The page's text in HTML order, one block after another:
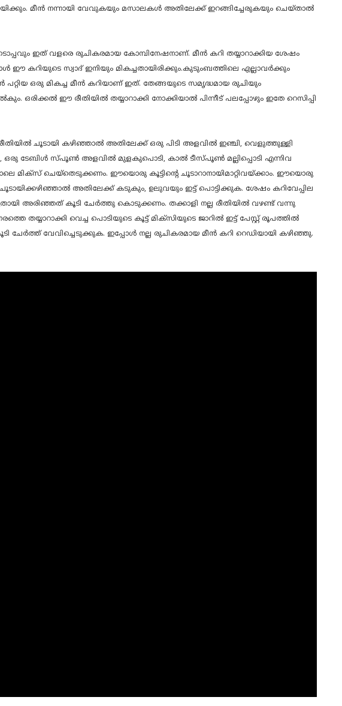
മീൻ നന്നായി വേവുകയും മസാലകൾ അതിലേക്ക് ഇറങ്ങിച്ചേരുകയും ചെയ്താൽ
ഇത് വളരെ രുചികരമായ കോമ്പിനേഷനാണ്. മീൻ കറി തയ്യാറാക്കിയ ശേഷം
കറിയുടെ സ്വാദ് ഇനിയും മികച്ചതായിരിക്കും.കുടുംബത്തിലെ എല്ലാവർക്കും
പറ്റിയ ഒരു മികച്ച മീൻ കറിയാണ് ഇത്. തേങ്ങയുടെ സമൃദ്ധമായ രുചിയും
ഈ രീതിയിൽ തയ്യാറാക്കി നോക്കിയാൽ പിന്നീട് പലപ്പോഴും ഇതേ റെസിപ്പി
ചൂടായി കഴിഞ്ഞാൽ അതിലേക്ക് ഒരു പിടി അളവിൽ ഇഞ്ചി, വെളുത്തുള്ളി
ടേബിൾ സ്പൂൺ അളവിൽ മുളകുപൊടി, കാൽ ടീസ്പൂൺ മല്ലിപ്പൊടി എന്നിവ
മിക്സ് ചെയ്തെടുക്കണം. ഈയൊരു കൂട്ടിന്റെ ചൂടാറാനായിമാറ്റിവയ്ക്കാം. ഈയൊരു
അതിലേക്ക് കടുകും, ഉലുവയും ഇട്ട് പൊട്ടിക്കുക. ശേഷം കറിവേപ്പില
അരിഞ്ഞത് കൂടി ചേർത്തു കൊടുക്കണം. തക്കാളി നല്ല രീതിയിൽ വഴണ്ട് വന്നു
തയ്യാറാക്കി വെച്ച പൊടിയുടെ കൂട്ട് മിക്സിയുടെ ജാറിൽ ഇട്ട് പേസ്റ്റ് രൂപത്തിൽ
വേവിച്ചെടുക്കുക. ഇപ്പോൾ നല്ല രുചികരമായ മീൻ കറി റെഡിയായി കഴിഞ്ഞു.